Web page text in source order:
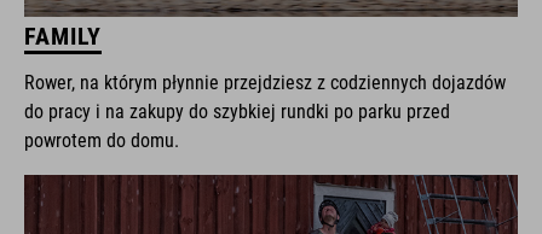
FAMILY
Rower, na którym płynnie przejdziesz z codziennych dojazdów
do pracy i na zakupy do szybkiej rundki po parku przed
powrotem do domu.